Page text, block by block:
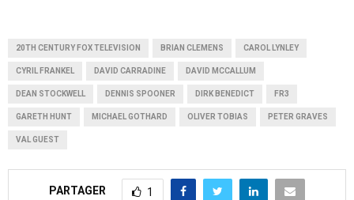
20TH CENTURY FOX TELEVISION BRIAN CLEMENS CAROL LYNLEY
CYRIL FRANKEL DAVID CARRADINE DAVID MCCALLUM
DEAN STOCKWELL DENNIS SPOONER DIRK BENEDICT FR3
GARETH HUNT MICHAEL GOTHARD OLIVER TOBIAS PETER GRAVES
VAL GUEST
PARTAGER 1